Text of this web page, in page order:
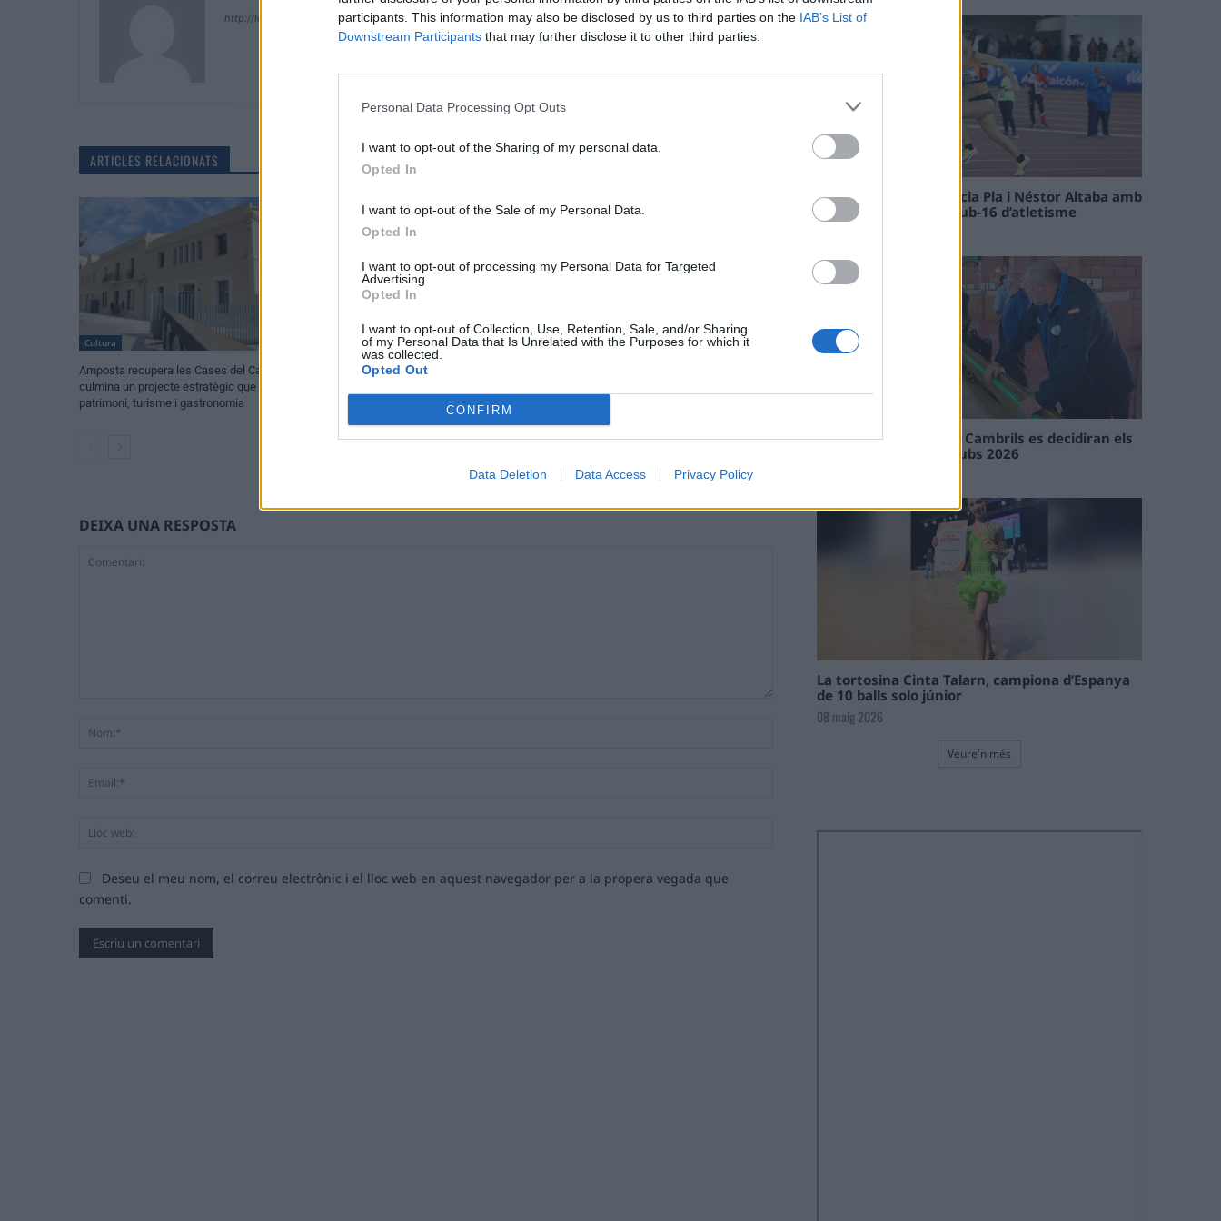
participants. This information may also be disclosed by us to third parties on the IAB’s List of
Downstream Participants that may further disclose it to other third parties.
Personal Data Processing Opt Outs
I want to opt-out of the Sharing of my personal data.
Opted In
I want to opt-out of the Sale of my Personal Data.
Opted In
I want to opt-out of processing my Personal Data for Targeted
Advertising.
Opted In
I want to opt-out of Collection, Use, Retention, Sale, and/or Sharing
of my Personal Data that Is Unrelated with the Purposes for which it
was collected.
Opted Out
CONFIRM
Data Deletion Data Access Privacy Policy
http://localhost/setmanari-copia
ARTICLES RELACIONATS
Cultura
Amposta recupera les Cases del Castell i
culmina un projecte estratègic que vincula
patrimoni, turisme i gastronomia
Els vestits de paper guanyen força
Entrevistes
DEIXA UNA RESPOSTA
Deseu el meu nom, el correu electrònic i el lloc web en aquest navegador per a la propera vegada que
comenti.
Paula Sintorres, Patrícia Pla i Néstor Altaba amb
la selecció catalana sub-16 d’atletisme
En les tirades de Flix i Cambrils es decidiran els
campions de l’Interclubs 2026
La tortosina Cinta Talarn, campiona d’Espanya
de 10 balls solo júnior
08 maig 2026
Veure'n més